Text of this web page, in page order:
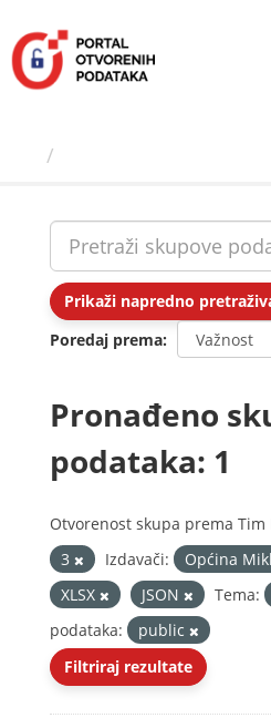
sadržaj
Prikaži napredno
Poredaj prema
Pronađeno
podataka: 1
Otvorenost skupa prema Tim
3
Izdavači: Općina
XLSX
JSON Tema:
podataka:
public
Filtriraj rezultate